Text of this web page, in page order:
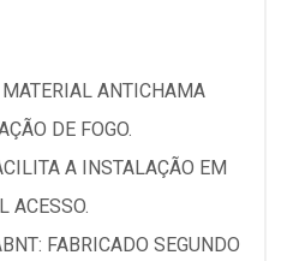
MATERIAL ANTICHAMA
DE FOGO.
A INSTALAÇÃO EM
ACESSO.
FABRICADO SEGUNDO